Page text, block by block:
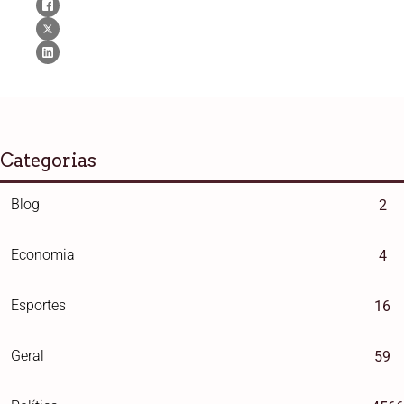
Categorias
Blog 2
Economia 4
Esportes 16
Geral 59